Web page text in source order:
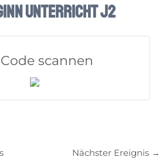
Unterricht J2
scannen
Nächster Ereignis →